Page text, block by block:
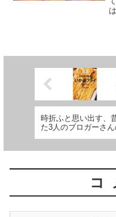
時折ふと思い出す、
た3人のブロガーさん
コ